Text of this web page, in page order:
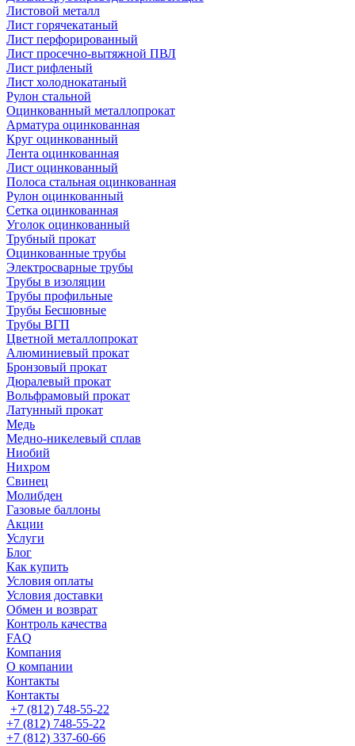
Листовой металл
Лист горячекатаный
Лист перфорированный
Лист просечно-вытяжной ПВЛ
Лист рифленый
Лист холоднокатаный
Рулон стальной
Оцинкованный металлопрокат
Арматура оцинкованная
Круг оцинкованный
Лента оцинкованная
Лист оцинкованный
Полоса стальная оцинкованная
Рулон оцинкованный
Сетка оцинкованная
Уголок оцинкованный
Трубный прокат
Оцинкованные трубы
Электросварные трубы
Трубы в изоляции
Трубы профильные
Трубы Бесшовные
Трубы ВГП
Цветной металлопрокат
Алюминиевый прокат
Бронзовый прокат
Дюралевый прокат
Вольфрамовый прокат
Латунный прокат
Медь
Медно-никелевый сплав
Ниобий
Нихром
Свинец
Молибден
Газовые баллоны
Акции
Услуги
Блог
Как купить
Условия оплаты
Условия доставки
Обмен и возврат
Контроль качества
FAQ
Компания
О компании
Контакты
Контакты
+7 (812) 748-55-22
+7 (812) 748-55-22
+7 (812) 337-60-66